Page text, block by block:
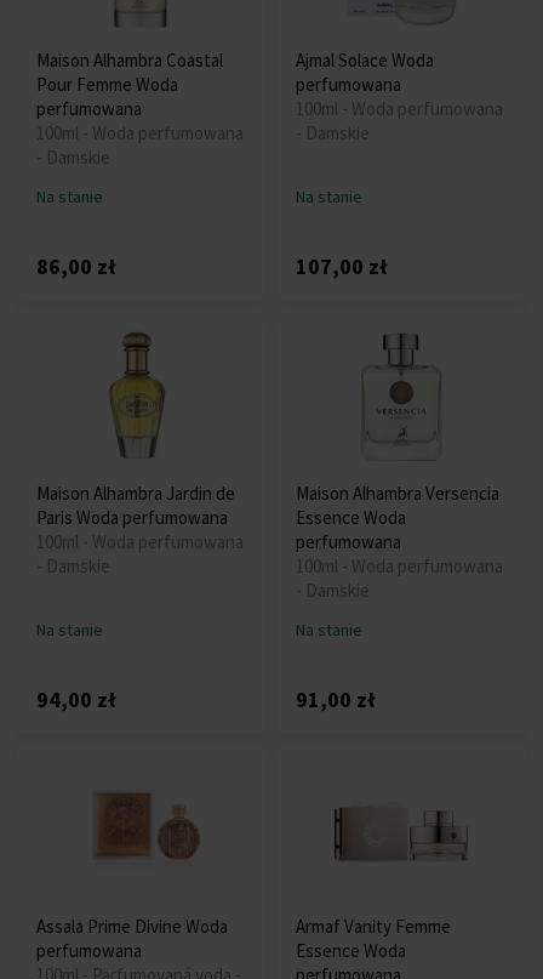
Maison Alhambra Coastal
Pour Femme Woda
perfumowana
100ml - Woda perfumowana
- Damskie
Na stanie
86,00 zł
Ajmal Solace Woda
perfumowana
100ml - Woda perfumowana
- Damskie
Na stanie
107,00 zł
Maison Alhambra Jardin de
Paris Woda perfumowana
100ml - Woda perfumowana
- Damskie
Na stanie
94,00 zł
Maison Alhambra Versencia
Essence Woda
perfumowana
100ml - Woda perfumowana
- Damskie
Na stanie
91,00 zł
Assala Prime Divine Woda
perfumowana
Armaf Vanity Femme
Essence Woda